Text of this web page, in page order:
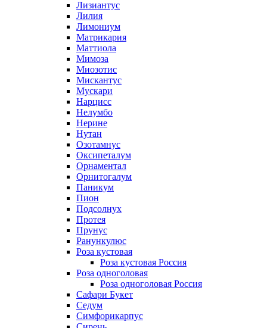
Лизиантус
Лилия
Лимониум
Матрикария
Маттиола
Мимоза
Миозотис
Мискантус
Мускари
Нарцисс
Нелумбо
Нерине
Нутан
Озотамнус
Оксипеталум
Орнаментал
Орнитогалум
Паникум
Пион
Подсолнух
Протея
Прунус
Ранункулюс
Роза кустовая
Роза кустовая Россия
Роза одноголовая
Роза одноголовая Россия
Сафари Букет
Седум
Симфорикарпус